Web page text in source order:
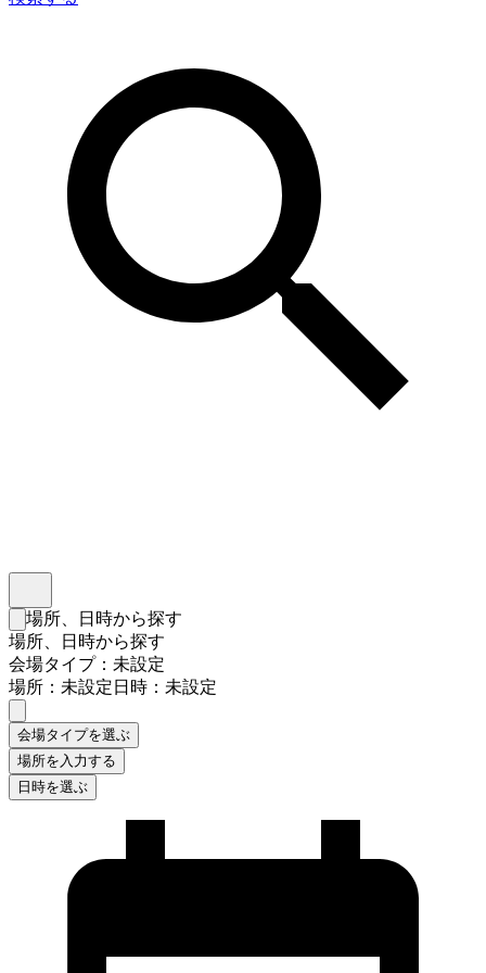
検索フォームを閉じる
場所、日時から探す
場所、日時から探す
会場タイプ：未設定
場所：未設定日時：未設定
会場タイプを選ぶ
場所を入力する
日時を選ぶ